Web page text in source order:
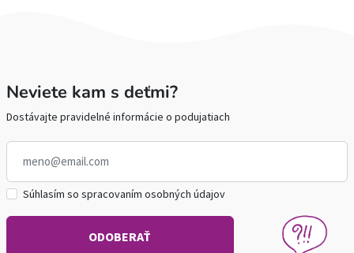
Neviete kam s deťmi?
Dostávajte pravidelné informácie o podujatiach
Súhlasím so spracovaním osobných údajov